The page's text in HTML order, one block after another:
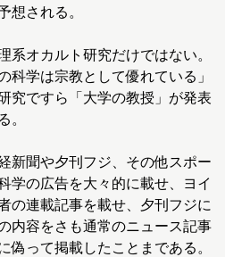
想される。
オカルト研究だけではない。
科学は宗教として優れている」
究ですら「大学の教授」が発表
。
新聞や夕刊フジ、その他スポー
学の広告を大々的に載せ、ヨイ
の連載記事を載せ、夕刊フジに
内容をさも通常のニュース記事
偽って掲載したことまである。